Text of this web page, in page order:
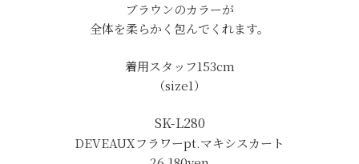
ブラウンのカラーが
全体を柔らかく包んでくれます。
着用スタッフ153cm
（size1）
SK-L280
DEVEAUXフラワーpt.マキシスカート